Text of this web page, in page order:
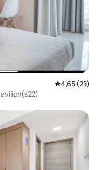
Évaluation
4,65 (23)